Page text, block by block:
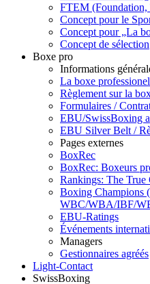
FTEM
Concept pour le
Concept pour „La
Concept de sélection
Boxe pro
Informations
La boxe
Règlement sur la
Formulaires /
EBU/SwissBoxing
EBU Silver Belt /
Pages externes
BoxRec
BoxRec: Boxeurs
Rankings: The True
Boxing Champions
WBC/WBA/IBF/
EBU-Ratings
Événements
Managers
Gestionnaires agréés
Light-Contact
SwissBoxing